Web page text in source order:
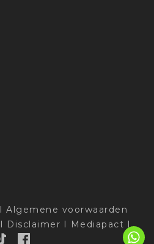
I Algemene voorwaarden
I Disclaimer I Mediapact I